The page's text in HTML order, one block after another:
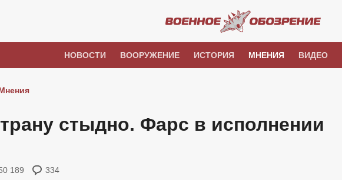
НОВОСТИ ВООРУЖЕНИЕ ИСТОРИЯ МНЕНИЯ ВИДЕО
стыдно. Фарс в исполнении
189 334